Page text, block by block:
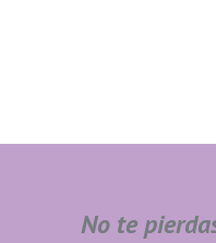
No te